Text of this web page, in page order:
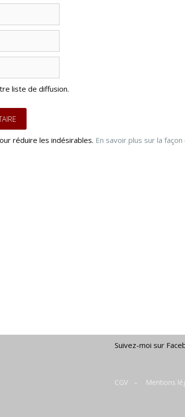
liste de diffusion.
réduire les indésirables. En savoir plus sur la
Suivez-moi sur
CGV – Mentions